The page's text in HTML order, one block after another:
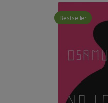
Bestseller